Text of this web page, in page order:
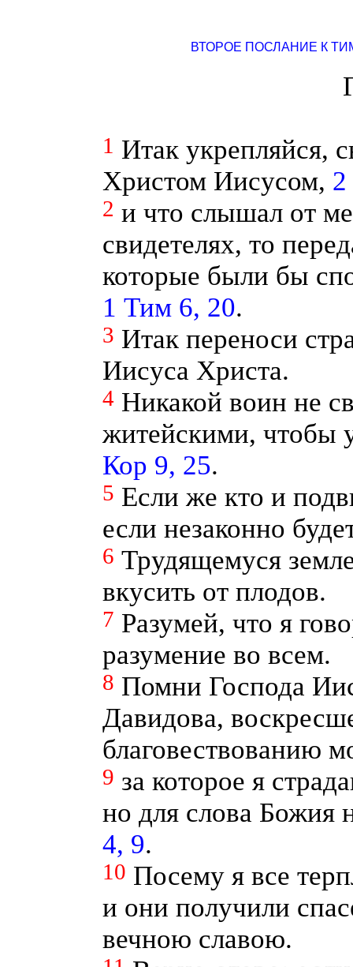
ВТОРОЕ ПОСЛАНИЕ К
1 Итак укрепляйся,
Христом Иисусом,
2 и что слышал от
свидетелях, то
которые были бы
1 Тим 6, 20.
3 Итак переноси
Иисуса Христа.
4 Никакой воин не
житейскими, чтобы
Кор 9, 25.
5 Если же кто и
если незаконно
6 Трудящемуся
вкусить от плодов.
7 Разумей, что я
разумение во всем.
8 Помни Господа
Давидова,
благовествованию
9 за которое я
но для слова Божия
4, 9.
10 Посему я все
и они получили
вечною славою.